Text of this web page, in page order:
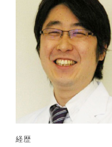
経歴